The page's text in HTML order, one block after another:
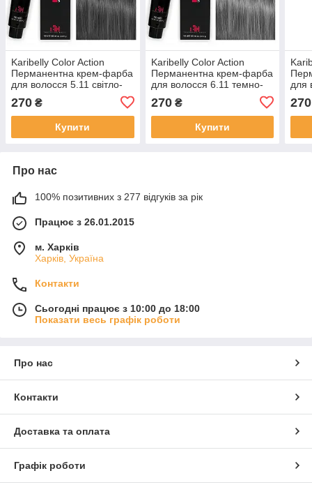
Karibelly Color Action
Перманентна крем-фарба
для волосся 5.11 свiтло-
коричневий 100 мл
270 ₴
Купити
Karibelly Color Action
Перманентна крем-фарба
для волосся 6.11 темно-
блонд 100 мл
270₴
Купити
для
270
Про нас
100% позитивних з 277 відгуків за рік
Працює з 26.01.2015
м. Харків
Харків, Україна
Контакти
Сьогодні працює з 10:00 до 18:00
Показати весь графік роботи
Про нас
Контакти
Доставка та оплата
Графік роботи